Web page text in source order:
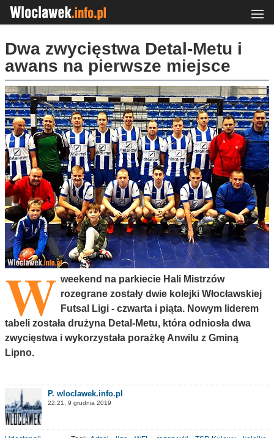
Dwa zwycięstwa Detal-Metu i
awans na pierwsze miejsce
W weekend na parkiecie Hali Mistrzów
rozegrane zostały dwie kolejki Włocławskiej
Futsal Ligi - czwarta i piąta. Nowym liderem
tabeli została drużyna Detal-Metu, która odniosła dwa
zwycięstwa i wykorzystała porażkę Anwilu z Gminą
Lipno.
P. wloclawek.info.pl
22:21, 9 grudnia 2019